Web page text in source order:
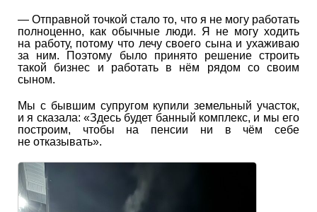
— Отправной точкой стало то, что я не могу работать
полноценно, как обычные люди. Я не могу ходить
на работу, потому что лечу своего сына и ухаживаю
за ним. Поэтому было принято решение строить
такой бизнес и работать в нём рядом со своим
сыном.
Мы с бывшим супругом купили земельный участок,
и я сказала: «Здесь будет банный комплекс, и мы его
построим, чтобы на пенсии ни в чём себе
не отказывать».